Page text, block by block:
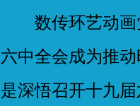
数传环艺动画
六中全会成为推
是深悟召开十九